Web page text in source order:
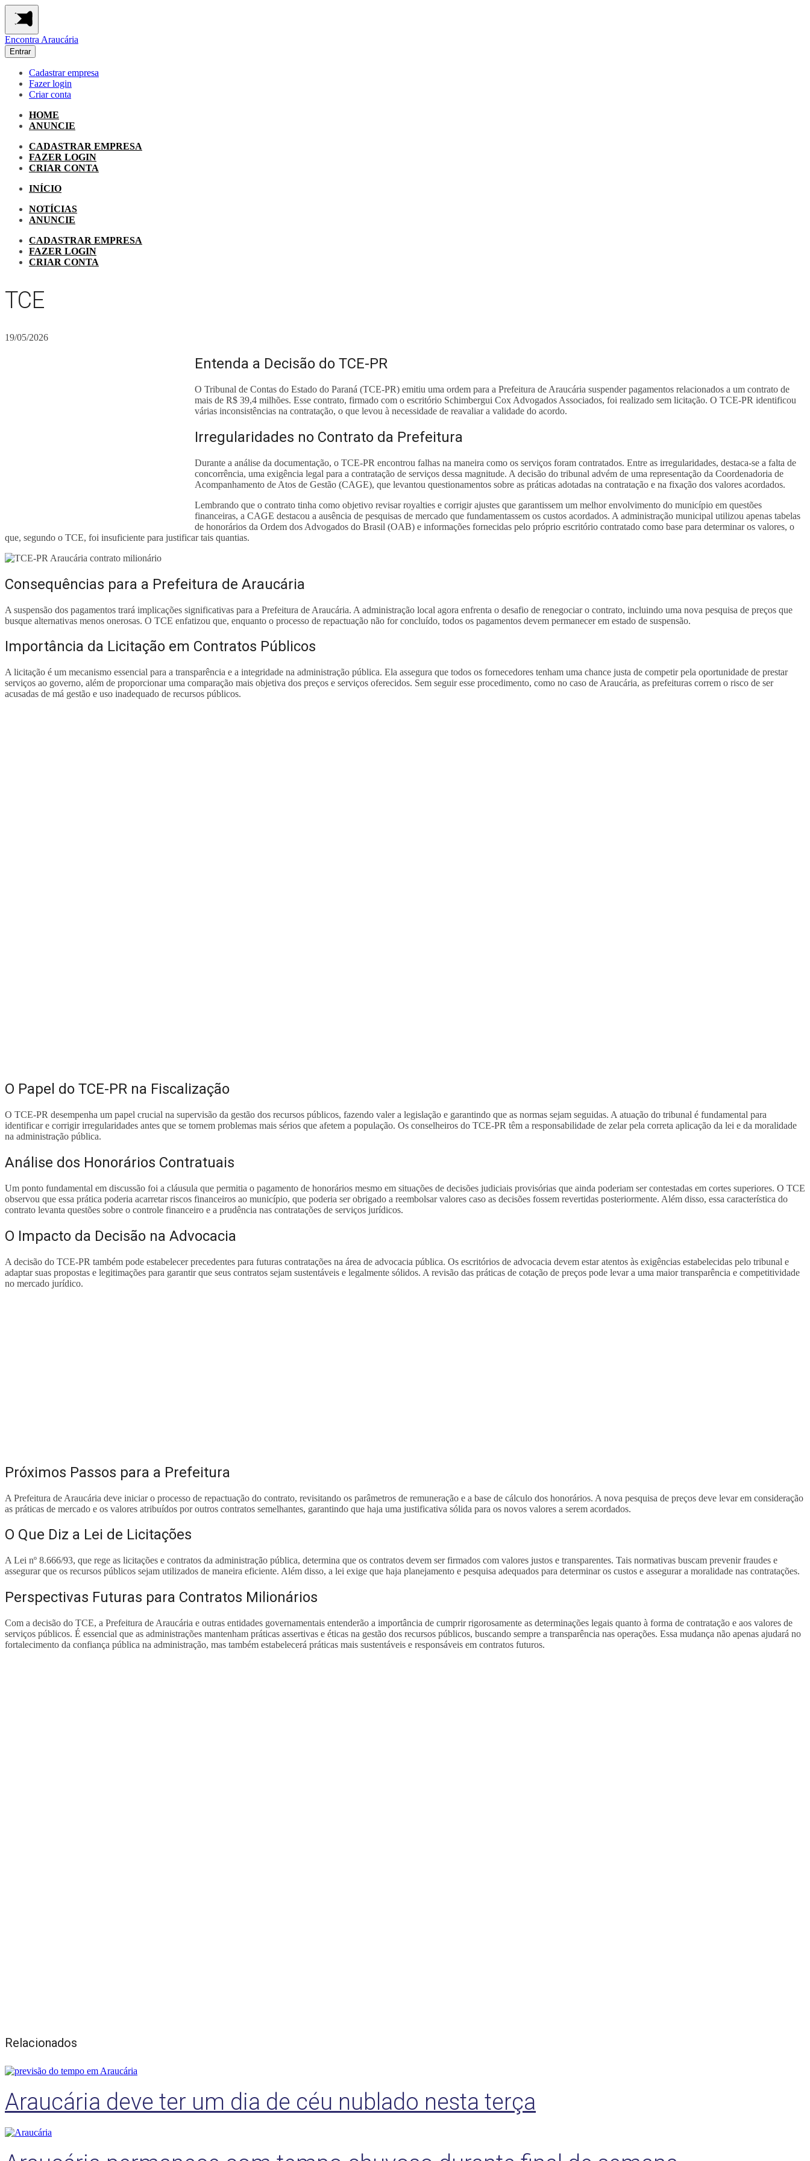
Encontra Araucária
Entrar
Cadastrar empresa
Fazer login
Criar conta
HOME
ANUNCIE
CADASTRAR EMPRESA
FAZER LOGIN
CRIAR CONTA
INÍCIO
NOTÍCIAS
ANUNCIE
CADASTRAR EMPRESA
FAZER LOGIN
CRIAR CONTA
TCE
19/05/2026
Entenda a Decisão do TCE-PR
O Tribunal de Contas do Estado do Paraná (TCE-PR) emitiu uma ordem para a Prefeitura de Araucária suspender pagamentos relacionados a um contrato de
mais de R$ 39,4 milhões. Esse contrato, firmado com o escritório Schimbergui Cox Advogados Associados, foi realizado sem licitação. O TCE-PR identificou
várias inconsistências na contratação, o que levou à necessidade de reavaliar a validade do acordo.
Irregularidades no Contrato da Prefeitura
Durante a análise da documentação, o TCE-PR encontrou falhas na maneira como os serviços foram contratados. Entre as irregularidades, destaca-se a falta de
concorrência, uma exigência legal para a contratação de serviços dessa magnitude. A decisão do tribunal advém de uma representação da Coordenadoria de
Acompanhamento de Atos de Gestão (CAGE), que levantou questionamentos sobre as práticas adotadas na contratação e na fixação dos valores acordados.
Lembrando que o contrato tinha como objetivo revisar royalties e corrigir ajustes que garantissem um melhor envolvimento do município em questões
financeiras, a CAGE destacou a ausência de pesquisas de mercado que fundamentassem os custos acordados. A administração municipal utilizou apenas tabelas
de honorários da Ordem dos Advogados do Brasil (OAB) e informações fornecidas pelo próprio escritório contratado como base para determinar os valores, o
que, segundo o TCE, foi insuficiente para justificar tais quantias.
Consequências para a Prefeitura de Araucária
A suspensão dos pagamentos trará implicações significativas para a Prefeitura de Araucária. A administração local agora enfrenta o desafio de renegociar o contrato, incluindo uma nova pesquisa de preços que
busque alternativas menos onerosas. O TCE enfatizou que, enquanto o processo de repactuação não for concluído, todos os pagamentos devem permanecer em estado de suspensão.
Importância da Licitação em Contratos Públicos
A licitação é um mecanismo essencial para a transparência e a integridade na administração pública. Ela assegura que todos os fornecedores tenham uma chance justa de competir pela oportunidade de prestar
serviços ao governo, além de proporcionar uma comparação mais objetiva dos preços e serviços oferecidos. Sem seguir esse procedimento, como no caso de Araucária, as prefeituras correm o risco de ser
acusadas de má gestão e uso inadequado de recursos públicos.
O Papel do TCE-PR na Fiscalização
O TCE-PR desempenha um papel crucial na supervisão da gestão dos recursos públicos, fazendo valer a legislação e garantindo que as normas sejam seguidas. A atuação do tribunal é fundamental para
identificar e corrigir irregularidades antes que se tornem problemas mais sérios que afetem a população. Os conselheiros do TCE-PR têm a responsabilidade de zelar pela correta aplicação da lei e da moralidade
na administração pública.
Análise dos Honorários Contratuais
Um ponto fundamental em discussão foi a cláusula que permitia o pagamento de honorários mesmo em situações de decisões judiciais provisórias que ainda poderiam ser contestadas em cortes superiores. O TCE
observou que essa prática poderia acarretar riscos financeiros ao município, que poderia ser obrigado a reembolsar valores caso as decisões fossem revertidas posteriormente. Além disso, essa característica do
contrato levanta questões sobre o controle financeiro e a prudência nas contratações de serviços jurídicos.
O Impacto da Decisão na Advocacia
A decisão do TCE-PR também pode estabelecer precedentes para futuras contratações na área de advocacia pública. Os escritórios de advocacia devem estar atentos às exigências estabelecidas pelo tribunal e
adaptar suas propostas e legitimações para garantir que seus contratos sejam sustentáveis e legalmente sólidos. A revisão das práticas de cotação de preços pode levar a uma maior transparência e competitividade
no mercado jurídico.
Próximos Passos para a Prefeitura
A Prefeitura de Araucária deve iniciar o processo de repactuação do contrato, revisitando os parâmetros de remuneração e a base de cálculo dos honorários. A nova pesquisa de preços deve levar em consideração
as práticas de mercado e os valores atribuídos por outros contratos semelhantes, garantindo que haja uma justificativa sólida para os novos valores a serem acordados.
O Que Diz a Lei de Licitações
A Lei nº 8.666/93, que rege as licitações e contratos da administração pública, determina que os contratos devem ser firmados com valores justos e transparentes. Tais normativas buscam prevenir fraudes e
assegurar que os recursos públicos sejam utilizados de maneira eficiente. Além disso, a lei exige que haja planejamento e pesquisa adequados para determinar os custos e assegurar a moralidade nas contratações.
Perspectivas Futuras para Contratos Milionários
Com a decisão do TCE, a Prefeitura de Araucária e outras entidades governamentais entenderão a importância de cumprir rigorosamente as determinações legais quanto à forma de contratação e aos valores de
serviços públicos. É essencial que as administrações mantenham práticas assertivas e éticas na gestão dos recursos públicos, buscando sempre a transparência nas operações. Essa mudança não apenas ajudará no
fortalecimento da confiança pública na administração, mas também estabelecerá práticas mais sustentáveis e responsáveis em contratos futuros.
Relacionados
Araucária deve ter um dia de céu nublado nesta terça